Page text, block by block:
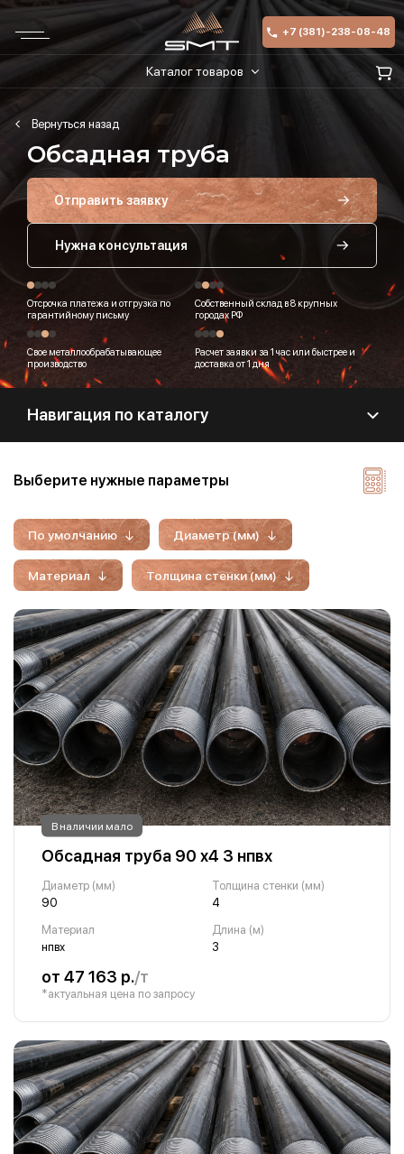
+7 (381)-238-08-48
Каталог товаров
Обсадная труба
Отправить заявку
Нужна консультация
Отсрочка платежа и отгрузка по
гарантийному письму
Собственный склад в 8 крупных
городах РФ
Свое металлообрабатывающее
производство
Расчет заявки за 1 час или быстрее и
доставка от 1 дня
Навигация по каталогу
Выберите нужные параметры
По умолчанию Диаметр (мм)
Материал Толщина стенки (мм)
В наличии мало
Обсадная труба 90 х4 3 нпвх
Диаметр (мм)
90
Толщина стенки (мм)
4
Материал
нпвх
Длина (м)
3
от 47 163 р./т
*актуальная цена по запросу